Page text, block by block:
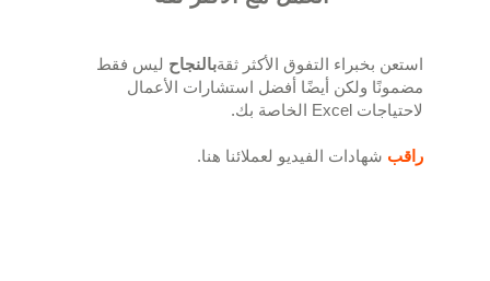
استعن بخبراء التفوق الأكثر ثقةبالنجاح ليس فقط
مضمونًا ولكن أيضًا أفضل استشارات الأعمال
لاحتياجات Excel الخاصة بك.
راقب شهادات الفيديو لعملائنا هنا.